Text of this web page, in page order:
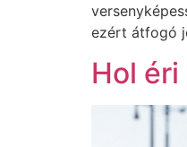
ezért átfogó
Hol